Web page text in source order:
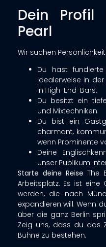
Dein Profil
Pearl
Wir suchen
Du hast
idealerweise in
in High-End-Bars.
Du besitzt ein
und Mixtechniken.
Du bist ein
charmant,
wenn Prominente
Deine
unser Publikum
Starte deine Reise The
Arbeitsplatz. Es ist eine
werden, die nach
expandieren will. Wenn
über die ganz Berlin
Zeig uns, dass du das
Bühne zu bestehen.